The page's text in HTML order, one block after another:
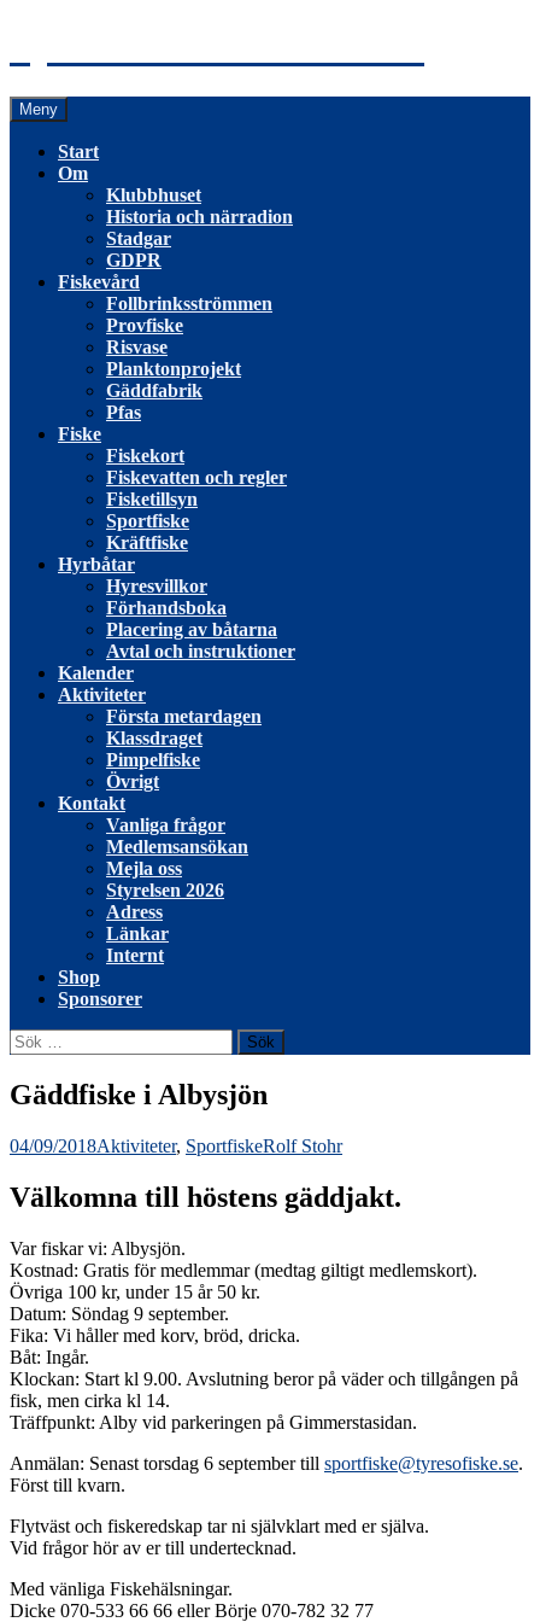
Meny
Start
Om
Klubbhuset
Historia och närradion
Stadgar
GDPR
Fiskevård
Follbrinksströmmen
Provfiske
Risvase
Planktonprojekt
Gäddfabrik
Pfas
Fiske
Fiskekort
Fiskevatten och regler
Fisketillsyn
Sportfiske
Kräftfiske
Hyrbåtar
Hyresvillkor
Förhandsboka
Placering av båtarna
Avtal och instruktioner
Kalender
Aktiviteter
Första metardagen
Klassdraget
Pimpelfiske
Övrigt
Kontakt
Vanliga frågor
Medlemsansökan
Mejla oss
Styrelsen 2026
Adress
Länkar
Internt
Shop
Sponsorer
Sök
efter:
Gäddfiske i Albysjön
04/09/2018Aktiviteter, SportfiskeRolf Stohr
Välkomna till höstens gäddjakt.
Var fiskar vi: Albysjön.
Kostnad: Gratis för medlemmar (medtag giltigt medlemskort).
Övriga 100 kr, under 15 år 50 kr.
Datum: Söndag 9 september.
Fika: Vi håller med korv, bröd, dricka.
Båt: Ingår.
Klockan: Start kl 9.00. Avslutning beror på väder och tillgången på
fisk, men cirka kl 14.
Träffpunkt: Alby vid parkeringen på Gimmerstasidan.
Anmälan: Senast torsdag 6 september till sportfiske@tyresofiske.se.
Först till kvarn.
Flytväst och fiskeredskap tar ni självklart med er själva.
Vid frågor hör av er till undertecknad.
Med vänliga Fiskehälsningar.
Dicke 070-533 66 66 eller Börje 070-782 32 77